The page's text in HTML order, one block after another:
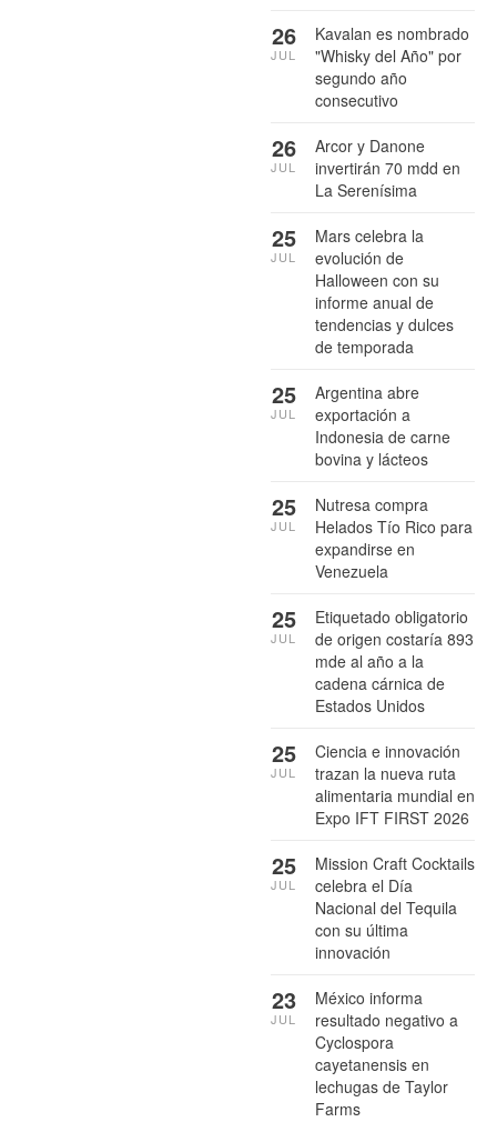
Kavalan es nombrado
"Whisky del Año" por
segundo año
consecutivo
26
JUL
Arcor y Danone
invertirán 70 mdd en
La Serenísima
26
JUL
Mars celebra la
evolución de
Halloween con su
informe anual de
tendencias y dulces
de temporada
25
JUL
Argentina abre
exportación a
Indonesia de carne
bovina y lácteos
25
JUL
Nutresa compra
Helados Tío Rico para
expandirse en
Venezuela
25
JUL
Etiquetado obligatorio
de origen costaría 893
mde al año a la
cadena cárnica de
Estados Unidos
25
JUL
Ciencia e innovación
trazan la nueva ruta
alimentaria mundial en
Expo IFT FIRST 2026
25
JUL
Mission Craft Cocktails
celebra el Día
Nacional del Tequila
con su última
innovación
25
JUL
México informa
resultado negativo a
Cyclospora
cayetanensis en
lechugas de Taylor
Farms
23
JUL